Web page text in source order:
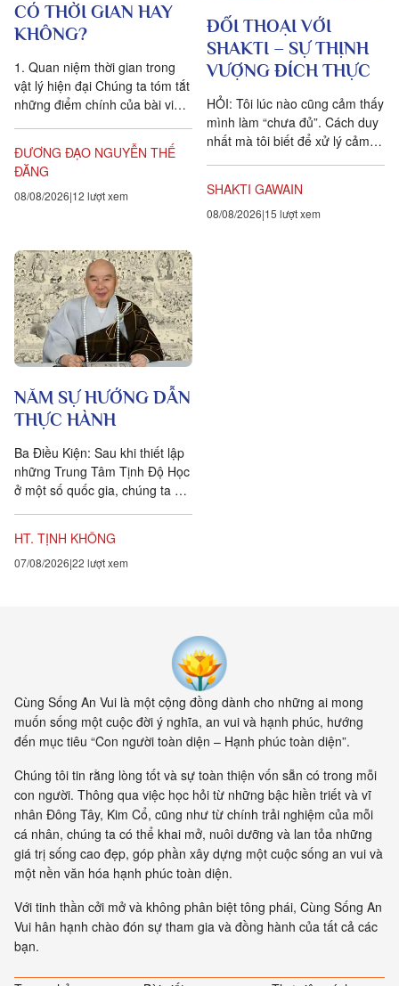
CÓ THỜI GIAN HAY
KHÔNG?
1. Quan niệm thời gian trong
vật lý hiện đại Chúng ta tóm tắt
những điểm chính của bài viết
ĐƯƠNG ĐẠO NGUYỄN THẾ
ĐĂNG
08/08/2026 12 lượt xem
ĐỐI THOẠI VỚI
SHAKTI – SỰ THỊNH
VƯỢNG ĐÍCH THỰC
HỎI: Tôi lúc nào cũng cảm thấy
mình làm “chưa đủ”. Cách duy
nhất mà tôi biết để xử lý cảm
SHAKTI GAWAIN
08/08/2026 15 lượt xem
NĂM SỰ HƯỚNG DẪN
THỰC HÀNH
Ba Điều Kiện: Sau khi thiết lập
những Trung Tâm Tịnh Độ Học
ở một số quốc gia, chúng ta đặt
HT. TỊNH KHÔNG
07/08/2026 22 lượt xem
Cùng Sống An Vui là một cộng đồng dành cho những ai mong
muốn sống một cuộc đời ý nghĩa, an vui và hạnh phúc, hướng
đến mục tiêu “Con người toàn diện – Hạnh phúc toàn diện”.
Chúng tôi tin rằng lòng tốt và sự toàn thiện vốn sẵn có trong mỗi
con người. Thông qua việc học hỏi từ những bậc hiền triết và vĩ
nhân Đông Tây, Kim Cổ, cũng như từ chính trải nghiệm của mỗi
cá nhân, chúng ta có thể khai mở, nuôi dưỡng và lan tỏa những
giá trị sống cao đẹp, góp phần xây dựng một cuộc sống an vui và
một nền văn hóa hạnh phúc toàn diện.
Với tinh thần cởi mở và không phân biệt tông phái, Cùng Sống An
Vui hân hạnh chào đón sự tham gia và đồng hành của tất cả các
bạn.